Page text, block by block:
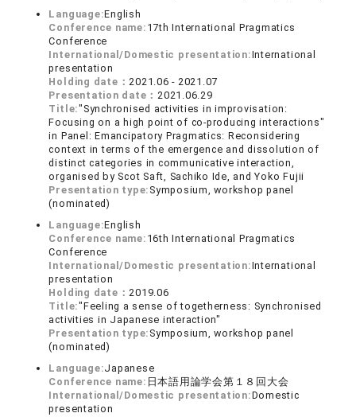
Language:English
Conference name: 17th International Pragmatics
Conference
International/Domestic presentation:International
presentation
Holding date：2021.06 - 2021.07
Presentation date：2021.06.29
Title:"Synchronised activities in improvisation:
Focusing on a high point of co-producing interactions"
in Panel: Emancipatory Pragmatics: Reconsidering
context in terms of the emergence and dissolution of
distinct categories in communicative interaction,
organised by Scot Saft, Sachiko Ide, and Yoko Fujii
Presentation type: Symposium, workshop panel
(nominated)
Language:English
Conference name: 16th International Pragmatics
Conference
International/Domestic presentation:International
presentation
Holding date：2019.06
Title:"Feeling a sense of togetherness: Synchronised
activities in Japanese interaction"
Presentation type: Symposium, workshop panel
(nominated)
Language:Japanese
Conference name: 日本語用論学会第１８回大会
International/Domestic presentation:Domestic
presentation